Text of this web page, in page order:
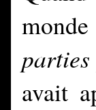
avait